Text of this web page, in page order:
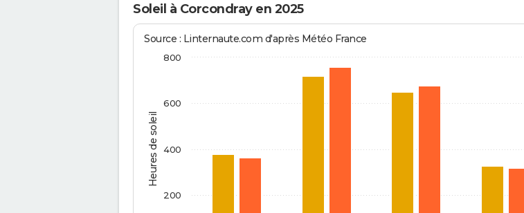
Soleil à Corcondray en 2025
Heures de soleil
Source : Linternaute.com d'après Météo France
200
400
600
800